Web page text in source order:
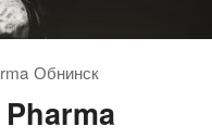
Обнинск